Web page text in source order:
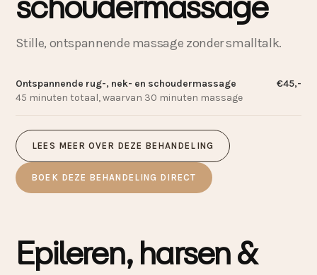
schoudermassage
Stille, ontspannende massage zonder smalltalk.
Ontspannende rug-, nek- en schoudermassage
45 minuten totaal, waarvan 30 minuten massage
€45,-
LEES MEER OVER DEZE BEHANDELING
BOEK DEZE BEHANDELING DIRECT
Epileren, harsen &